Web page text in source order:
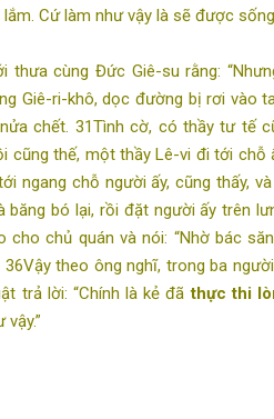
Cứ làm như vậy là sẽ được
cùng Đức Giê-su rằng:
Giê-ri-khô, dọc đường bị rơi vào
chết. 31Tình cờ, có thầy tư tế
cũng thế, một thầy Lê-vi đi tới chỗ
ngang chỗ người ấy, cũng thấy, và
bó lại, rồi đặt người ấy trên
chủ quán và nói: “Nhờ bác
theo ông nghĩ, trong ba
trả lời: “Chính là kẻ đãthực thi